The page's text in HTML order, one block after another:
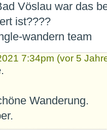
Vöslau war das
ist????
wandern team
7:34pm (vor 5
Wanderung.